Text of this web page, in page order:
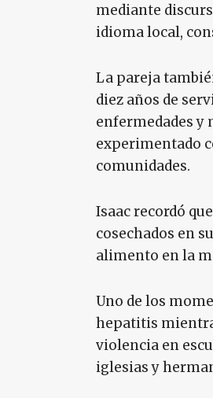
mediante
idioma local,
La pareja
diez años de
enfermedades y
experimentado
comunidades.
Isaac recordó
cosechados en
alimento en la
Uno de los
hepatitis
violencia en
iglesias y